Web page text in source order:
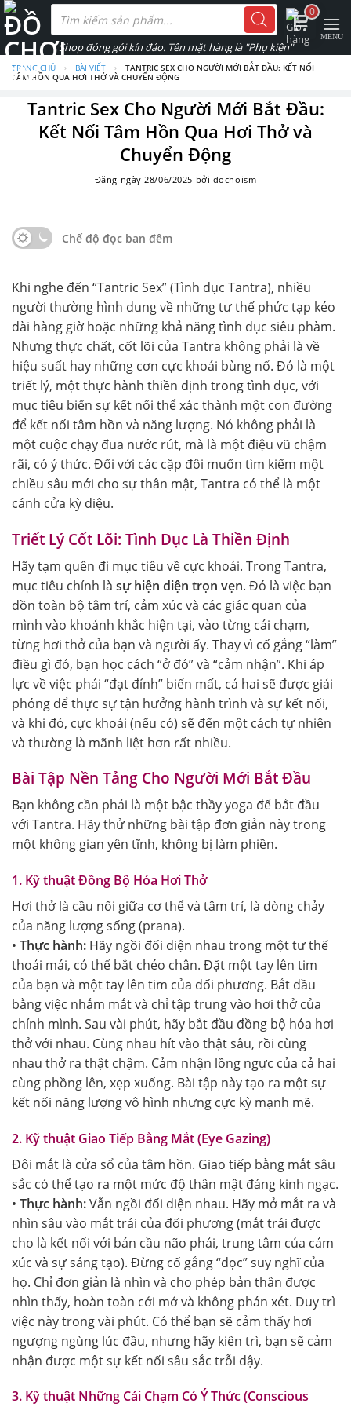
Skip
to
content
Tìm
kiếm
phẩm
TRANG CHỦ › BÀI VIẾT ›
TANTRIC SEX CHO NGƯỜI MỚI BẮT ĐẦU: KẾT NỐI
TÂM HỒN QUA HƠI THỞ VÀ CHUYỂN ĐỘNG
Tantric Sex Cho Người Mới Bắt Đầu:
Kết Nối Tâm Hồn Qua Hơi Thở và
Chuyển Động
Đăng ngày28/06/2025 bởi dochoism
Chế độ đọc ban đêm
Khi nghe đến “Tantric Sex” (Tình dục Tantra), nhiều
người thường hình dung về những tư thế phức tạp kéo
dài hàng giờ hoặc những khả năng tình dục siêu phàm.
Nhưng thực chất, cốt lõi của Tantra không phải là về
hiệu suất hay những cơn cực khoái bùng nổ. Đó là một
triết lý, một thực hành thiền định trong tình dục, với
mục tiêu biến sự kết nối thể xác thành một con đường
để kết nối tâm hồn và năng lượng. Nó không phải là
một cuộc chạy đua nước rút, mà là một điệu vũ chậm
rãi, có ý thức. Đối với các cặp đôi muốn tìm kiếm một
chiều sâu mới cho sự thân mật, Tantra có thể là một
cánh cửa kỳ diệu.
Triết Lý Cốt Lõi: Tình Dục Là Thiền Định
Hãy tạm quên đi mục tiêu về cực khoái. Trong Tantra,
mục tiêu chính là sự hiện diện trọn vẹn. Đó là việc bạn
dồn toàn bộ tâm trí, cảm xúc và các giác quan của
mình vào khoảnh khắc hiện tại, vào từng cái chạm,
từng hơi thở của bạn và người ấy. Thay vì cố gắng “làm”
điều gì đó, bạn học cách “ở đó” và “cảm nhận”. Khi áp
lực về việc phải “đạt đỉnh” biến mất, cả hai sẽ được giải
phóng để thực sự tận hưởng hành trình và sự kết nối,
và khi đó, cực khoái (nếu có) sẽ đến một cách tự nhiên
và thường là mãnh liệt hơn rất nhiều.
Bài Tập Nền Tảng Cho Người Mới Bắt Đầu
Bạn không cần phải là một bậc thầy yoga để bắt đầu
với Tantra. Hãy thử những bài tập đơn giản này trong
một không gian yên tĩnh, không bị làm phiền.
1. Kỹ thuật Đồng Bộ Hóa Hơi Thở
Hơi thở là cầu nối giữa cơ thể và tâm trí, là dòng chảy
của năng lượng sống (prana).
• Thực hành: Hãy ngồi đối diện nhau trong một tư thế
thoải mái, có thể bắt chéo chân. Đặt một tay lên tim
của bạn và một tay lên tim của đối phương. Bắt đầu
bằng việc nhắm mắt và chỉ tập trung vào hơi thở của
chính mình. Sau vài phút, hãy bắt đầu đồng bộ hóa hơi
thở với nhau. Cùng nhau hít vào thật sâu, rồi cùng
nhau thở ra thật chậm. Cảm nhận lồng ngực của cả hai
cùng phồng lên, xẹp xuống. Bài tập này tạo ra một sự
kết nối năng lượng vô hình nhưng cực kỳ mạnh mẽ.
2. Kỹ thuật Giao Tiếp Bằng Mắt (Eye Gazing)
Đôi mắt là cửa sổ của tâm hồn. Giao tiếp bằng mắt sâu
sắc có thể tạo ra một mức độ thân mật đáng kinh ngạc.
• Thực hành:Vẫn ngồi đối diện nhau. Hãy mở mắt ra và
nhìn sâu vào mắt trái của đối phương (mắt trái được
cho là kết nối với bán cầu não phải, trung tâm của cảm
xúc và sự sáng tạo). Đừng cố gắng “đọc” suy nghĩ của
họ. Chỉ đơn giản là nhìn và cho phép bản thân được
nhìn thấy, hoàn toàn cởi mở và không phán xét. Duy trì
việc này trong vài phút. Có thể bạn sẽ cảm thấy hơi
ngượng ngùng lúc đầu, nhưng hãy kiên trì, bạn sẽ cảm
nhận được một sự kết nối sâu sắc trỗi dậy.
3. Kỹ thuật Những Cái Chạm Có Ý Thức (Conscious
0